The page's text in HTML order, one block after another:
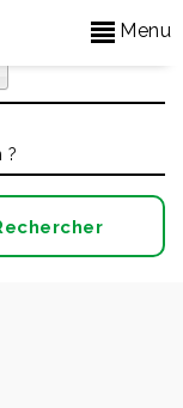
Menu